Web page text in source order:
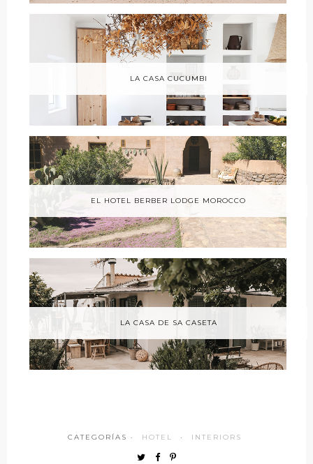
LA CASA CUCUMBI
EL HOTEL BERBER LODGE MOROCCO
LA CASA DE SA CASETA
CATEGORÍAS · HOTEL · INTERIORS